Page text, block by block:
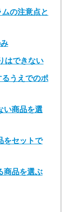
の注意点と
はできない
うえでのポ
い商品を選
をセットで
商品を選ぶ